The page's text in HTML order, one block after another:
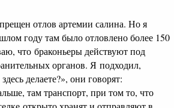
отлов артемии салина. Но я
году там было отловлено более 150
что браконьеры действуют под
органов. Я подходил,
делаете?», они говорят:
там транспорт, при том то, что